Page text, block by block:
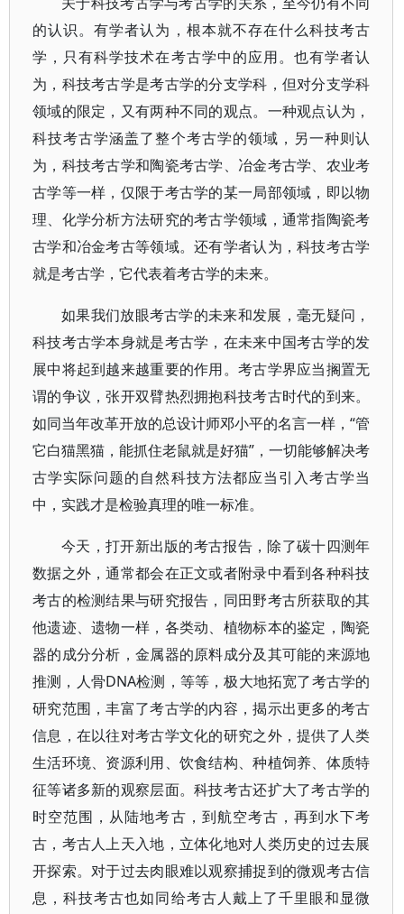
的认识。有学者认为，根本就不存在什么科技考古
学，只有科学技术在考古学中的应用。也有学者认
为，科技考古学是考古学的分支学科，但对分支学科
领域的限定，又有两种不同的观点。一种观点认为，
科技考古学涵盖了整个考古学的领域，另一种则认
为，科技考古学和陶瓷考古学、冶金考古学、农业考
古学等一样，仅限于考古学的某一局部领域，即以物
理、化学分析方法研究的考古学领域，通常指陶瓷考
古学和冶金考古等领域。还有学者认为，科技考古学
就是考古学，它代表着考古学的未来。
如果我们放眼考古学的未来和发展，毫无疑问，
科技考古学本身就是考古学，在未来中国考古学的发
展中将起到越来越重要的作用。考古学界应当搁置无
谓的争议，张开双臂热烈拥抱科技考古时代的到来。
如同当年改革开放的总设计师邓小平的名言一样，“管
它白猫黑猫，能抓住老鼠就是好猫”，一切能够解决考
古学实际问题的自然科技方法都应当引入考古学当
中，实践才是检验真理的唯一标准。
今天，打开新出版的考古报告，除了碳十四测年
数据之外，通常都会在正文或者附录中看到各种科技
考古的检测结果与研究报告，同田野考古所获取的其
他遗迹、遗物一样，各类动、植物标本的鉴定，陶瓷
器的成分分析，金属器的原料成分及其可能的来源地
推测，人骨DNA检测，等等，极大地拓宽了考古学的
研究范围，丰富了考古学的内容，揭示出更多的考古
信息，在以往对考古学文化的研究之外，提供了人类
生活环境、资源利用、饮食结构、种植饲养、体质特
征等诸多新的观察层面。科技考古还扩大了考古学的
时空范围，从陆地考古，到航空考古，再到水下考
古，考古人上天入地，立体化地对人类历史的过去展
开探索。对于过去肉眼难以观察捕捉到的微观考古信
息，科技考古也如同给考古人戴上了千里眼和显微